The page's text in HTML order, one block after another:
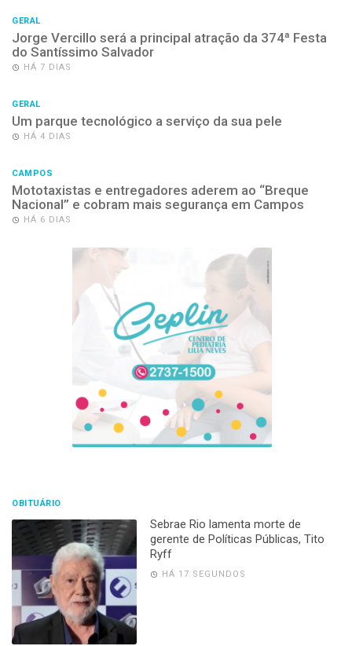
GERAL
Jorge Vercillo será a principal atração da 374ª Festa
do Santíssimo Salvador
HÁ 7 DIAS
GERAL
Um parque tecnológico a serviço da sua pele
HÁ 4 DIAS
CAMPOS
Mototaxistas e entregadores aderem ao “Breque
Nacional” e cobram mais segurança em Campos
HÁ 6 DIAS
OBITUÁRIO
Sebrae Rio lamenta morte de
gerente de Políticas Públicas, Tito
Ryff
HÁ 17 SEGUNDOS